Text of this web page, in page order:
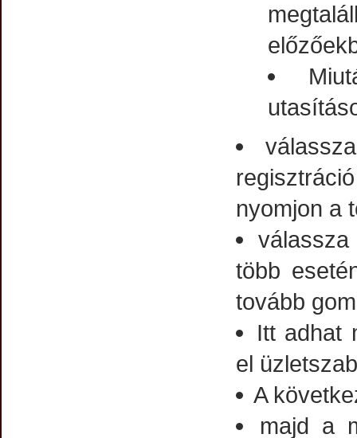
nyomjon a
több
tovább
Itt adhat
el
A
majd a